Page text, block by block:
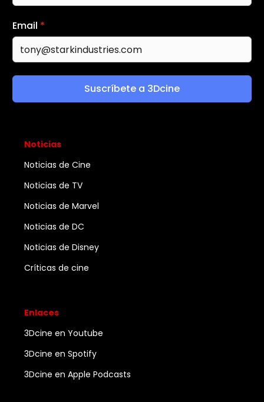
Email *
Suscríbete a 3Dcine
Noticias
Noticias de Cine
Noticias de TV
Noticias de Marvel
Noticias de DC
Noticias de Disney
Críticas de cine
Enlaces
3Dcine en Youtube
3Dcine en Spotify
3Dcine en Apple Podcasts